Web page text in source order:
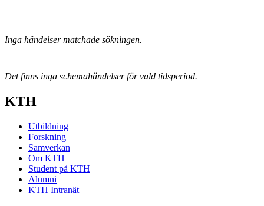
Inga händelser matchade sökningen.
Det finns inga schemahändelser för vald tidsperiod.
KTH
Utbildning
Forskning
Samverkan
Om KTH
Student på KTH
Alumni
KTH Intranät